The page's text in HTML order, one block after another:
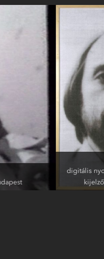
, 1991 – 1997
videó, DVD lejátszó LCD
Múzeum, Budapest